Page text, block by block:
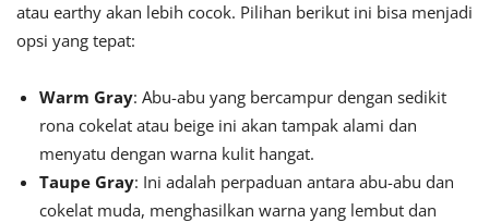
atau earthy akan lebih cocok. Pilihan berikut ini bisa menjadi
opsi yang tepat:
Warm Gray: Abu-abu yang bercampur dengan sedikit
rona cokelat atau beige ini akan tampak alami dan
menyatu dengan warna kulit hangat.
Taupe Gray: Ini adalah perpaduan antara abu-abu dan
cokelat muda, menghasilkan warna yang lembut dan